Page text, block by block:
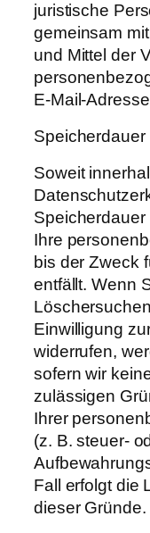
juristische
gemeinsam
und Mittel der
E-Mail-
Speicherdauer
Soweit
Ihre
bis der Zweck
entfällt. Wenn
Einwilligung
widerrufen,
sofern wir
zulässigen
Ihrer
(z. B. steuer-
Fall erfolgt die
dieser Gründe.